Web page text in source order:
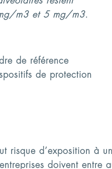
m3 et 5 mg/m3.
de référence
de protection
risque d’exposition à
doivent entre